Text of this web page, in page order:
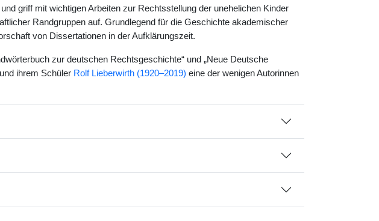
griff mit wichtigen Arbeiten zur Rechtsstellung der unehelichen Kinder
Randgruppen auf. Grundlegend für die Geschichte akademischer
von Dissertationen in der Aufklärungszeit.
zur deutschen Rechtsgeschichte“ und „Neue Deutsche
und ihrem Schüler Rolf Lieberwirth (1920–2019) eine der wenigen Autorinnen